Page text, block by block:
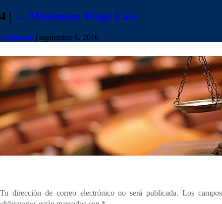
4 | ← Minimum Wage Law
webmaster | septiembre 6, 2016
Tu dirección de correo electrónico no será publicada. Los campos